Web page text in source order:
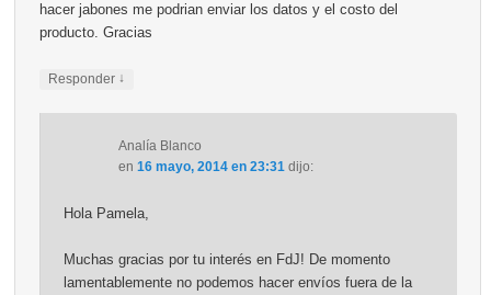
hacer jabones me podrian enviar los datos y el costo del
producto. Gracias
Responder ↓
Analía Blanco
en 16 mayo, 2014 en 23:31 dijo:
Hola Pamela,
Muchas gracias por tu interés en FdJ! De momento
lamentablemente no podemos hacer envíos fuera de la